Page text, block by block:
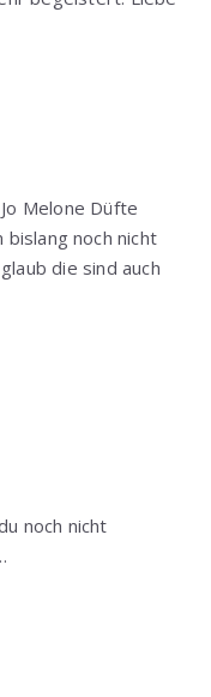
Melone Düfte
bislang noch nicht
die sind auch
noch nicht